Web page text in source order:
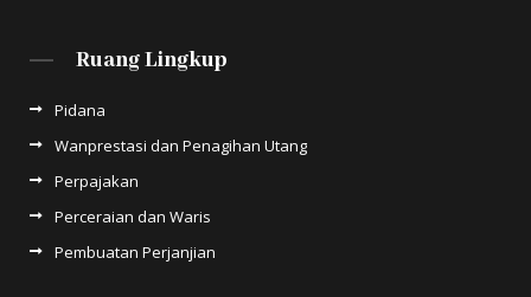
Ruang Lingkup
Pidana
Wanprestasi dan Penagihan Utang
Perpajakan
Perceraian dan Waris
Pembuatan Perjanjian